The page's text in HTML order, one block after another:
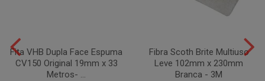
Fita VHB Dupla Face Espuma
CV150 Original 19mm x 33
Metros- ...
Fibra Scoth Brite Multiuso
Leve 102mm x 230mm
Branca - 3M